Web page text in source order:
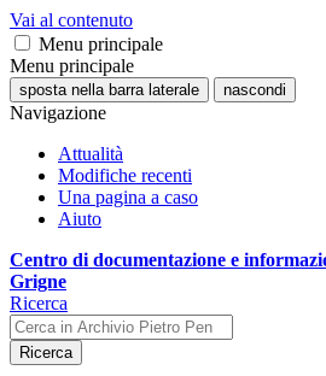
Vai al contenuto
Menu principale
Menu principale
sposta nella barra laterale nascondi
Navigazione
Attualità
Modifiche recenti
Una pagina a caso
Aiuto
Centro di documentazione e
Grigne
Ricerca
Ricerca